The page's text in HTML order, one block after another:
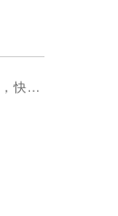
化妆品网站建设如何才能充分发挥其优势，快速获得客户资源？